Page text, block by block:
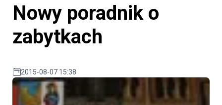
Nowy poradnik o
zabytkach
2015-08-07 15:38